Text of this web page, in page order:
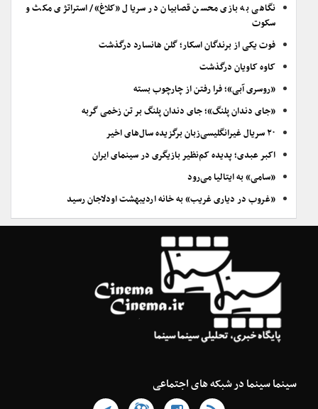
نگاهی به بازی محسن قصابیان در سریال «کلاغ»/ استراتژی مکث و
سکوت
فوت یکی از برندگان اسکار؛ گلن هانسارد درگذشت
کاوه کاویان درگذشت
«روسری آبی»؛ فرا رفتن از چارچوب بسته
«جای دندان پلنگ»؛ جای دندان پلنگ بر تن زخمی گربه
۲۰ سریال غیرانگلیسی‌زبان برگزیده سال‌های اخیر
اکبر عبدی؛ پدیده کم‌نظیر بازیگری در سینمای ایران
«سامی» به ایتالیا می‌رود
«غروب در دیاری غریب» به خانه اردیبهشت اودلاجان رسید
سینما سینما در شبکه های اجتماعی